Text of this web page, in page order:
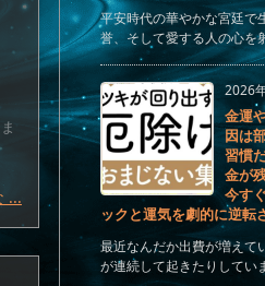
...
平安時代の華やかな宮廷で
誉、そして愛する人の心を
2026
金運
因は
習慣
金が
今す
ックと運気を劇的に逆転
最近なんだか出費が増えて
が連続して起きたりしてい